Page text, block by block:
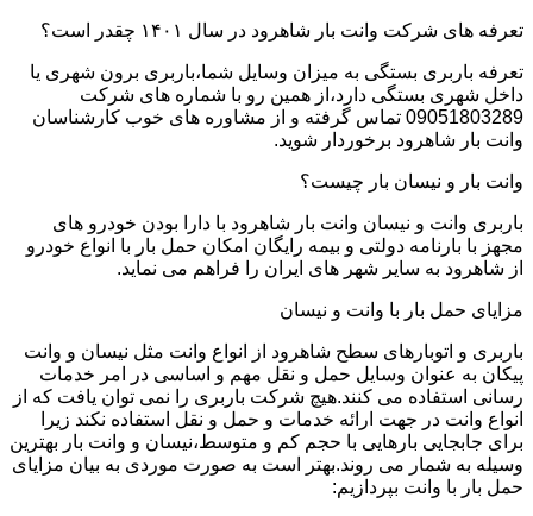
تعرفه های شرکت وانت بار شاهرود در سال ۱۴۰۱ چقدر است؟
تعرفه باربری بستگی به میزان وسایل شما،باربری برون شهری یا
داخل شهری بستگی دارد،از همین رو با شماره های شرکت
09051803289 تماس گرفته و از مشاوره های خوب کارشناسان
وانت بار شاهرود برخوردار شوید.
وانت بار و نیسان بار چیست؟
باربری وانت و نیسان وانت بار شاهرود با دارا بودن خودرو های
مجهز با بارنامه دولتی و بیمه رایگان امکان حمل بار با انواع خودرو
از شاهرود به سایر شهر های ایران را فراهم می نماید.
مزایای حمل بار با وانت و نیسان
باربری و اتوبارهای سطح شاهرود از انواع وانت مثل نیسان و وانت
پیکان به عنوان وسایل حمل و نقل مهم و اساسی در امر خدمات
رسانی استفاده می کنند.هیچ شرکت باربری را نمی توان یافت که از
انواع وانت در جهت ارائه خدمات و حمل و نقل استفاده نکند زیرا
برای جابجایی بارهایی با حجم کم و متوسط،نیسان و وانت بار بهترین
وسیله به شمار می روند.بهتر است به صورت موردی به بیان مزایای
حمل بار با وانت بپردازیم: